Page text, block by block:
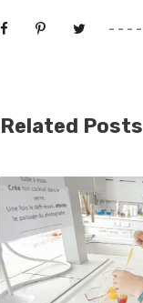
Related Posts